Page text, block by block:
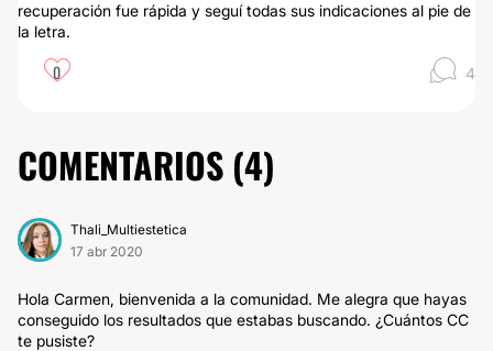
recuperación fue rápida y seguí todas sus indicaciones al pie de
la letra.
0 4
COMENTARIOS (4)
Thali_Multiestetica
17 abr 2020
Hola Carmen, bienvenida a la comunidad. Me alegra que hayas
conseguido los resultados que estabas buscando. ¿Cuántos CC
te pusiste?